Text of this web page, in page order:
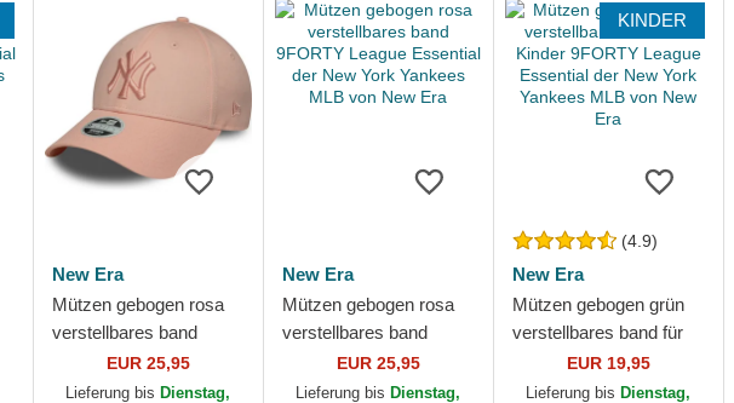
New Era
Mützen gebogen rosa
verstellbares band
9FORTY League
Essential der New York
EUR 25,95
Lieferung bis Dienstag,
New Era
Mützen gebogen rosa
verstellbares band
9FORTY League
Essential der New York
EUR 25,95
Lieferung bis Dienstag,
KINDER
(4.9)
New Era
Mützen gebogen grün
verstellbares band für
Kinder 9FORTY League
Essential der New York
EUR 19,95
Lieferung bis Dienstag,